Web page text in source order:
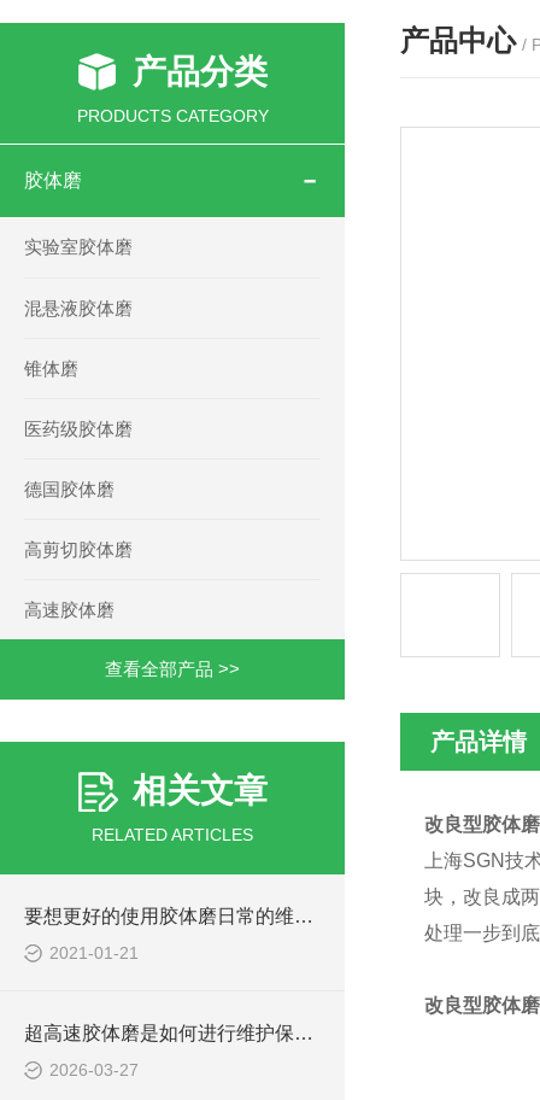
产品分类
PRODUCTS CATEGORY
胶体磨
实验室胶体磨
混悬液胶体磨
锥体磨
医药级胶体磨
德国胶体磨
高剪切胶体磨
高速胶体磨
查看全部产品 >>
相关文章
RELATED ARTICLES
要想更好的使用胶体磨日常的维护保养必*！
2021-01-21
超高速胶体磨是如何进行维护保养的？
2026-03-27
产品中心 /
产品详情
改良型胶体磨
上海SGN技
块，改良成
处理一步到
改良型胶体磨